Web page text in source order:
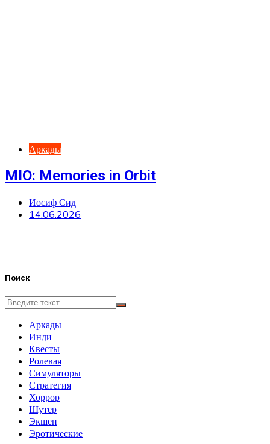
Аркады
MIO: Memories in Orbit
Иосиф Сид
14.06.2026
Поиск
Аркады
Инди
Квесты
Ролевая
Симуляторы
Стратегия
Хоррор
Шутер
Экшен
Эротические